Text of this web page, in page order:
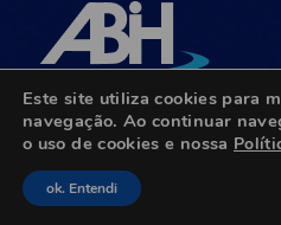
© Copyright 2022 - Todos os
Este site utiliza cookies para
navegação. Ao continuar
o uso de cookies e nossa
ok. Entendi